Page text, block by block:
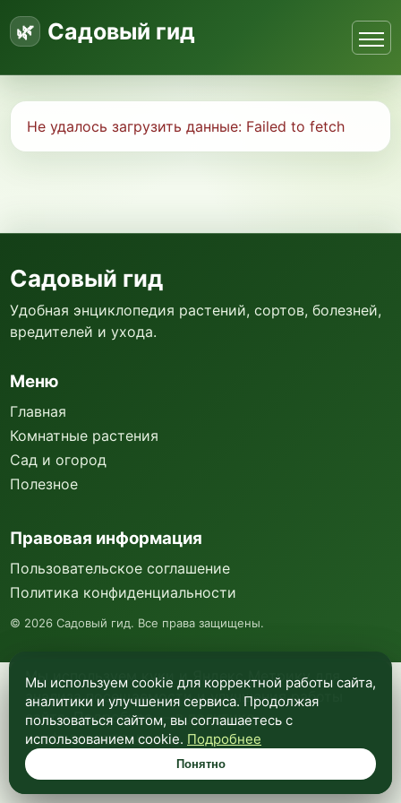
Садовый гид
Не удалось загрузить данные: Failed to fetch
Мы используем куки и Яндекс Метрику для
анализа посещаемости и улучшения работы
сайта. Подробнее —в политике
конфиденциальности.
Понятно
Садовый гид
Удобная энциклопедия растений, сортов, болезней,
вредителей и ухода.
Меню
Главная
Комнатные растения
Сад и огород
Полезное
Правовая информация
Пользовательское соглашение
Политика конфиденциальности
© 2026 Садовый гид. Все права защищены.
Мы используем cookie для корректной работы сайта,
аналитики и улучшения сервиса. Продолжая
пользоваться сайтом, вы соглашаетесь с
использованием cookie. Подробнее
Понятно